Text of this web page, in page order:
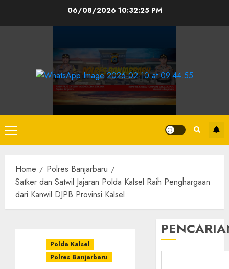
06/08/2026 10:32:26 PM
Home
Polres Banjarbaru
Satker dan Satwil Jajaran Polda Kalsel Raih Penghargaan
dari Kanwil DJPB Provinsi Kalsel
Polda Kalsel
Polres Banjarbaru